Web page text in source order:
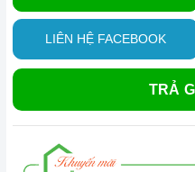
LIÊN HỆ FACEBOOK
TRẢ